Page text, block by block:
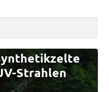
Strahlen